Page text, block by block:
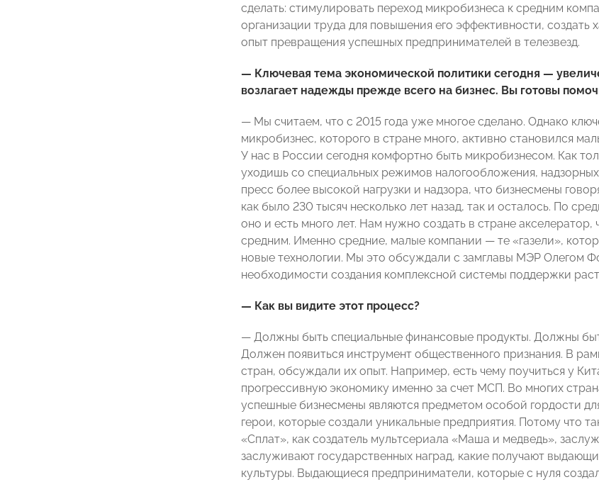
сделать: стимулировать переход микробизнеса к средним
организации труда для повышения его эффективности,
опыт превращения успешных предпринимателей в телезвезд.
— Ключевая тема экономической политики сегодня —
возлагает надежды прежде всего на бизнес. Вы готовы
— Мы считаем, что с 2015 года уже многое сделано. Однако
микробизнес, которого в стране много, активно становился
У нас в России сегодня комфортно быть микробизнесом. Как
уходишь со специальных режимов налогообложения,
пресс более высокой нагрузки и надзора, что бизнесмены
как было 230 тысяч несколько лет назад, так и осталось. По
оно и есть много лет. Нам нужно создать в стране
средним. Именно средние, малые компании — те «газели»,
новые технологии. Мы это обсуждали с замглавы МЭР Олегом
необходимости создания комплексной системы поддержки
— Как вы видите этот процесс?
— Должны быть специальные финансовые продукты. Должны
Должен появиться инструмент общественного признания. В
стран, обсуждали их опыт. Например, есть чему поучиться у
прогрессивную экономику именно за счет МСП. Во многих
успешные бизнесмены являются предметом особой гордости
герои, которые создали уникальные предприятия. Потому что
«Сплат», как создатель мультсериала «Маша и медведь»,
заслуживают государственных наград, какие получают
культуры. Выдающиеся предприниматели, которые с нуля